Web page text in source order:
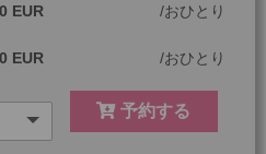
EUR おひとり
EUR おひとり
予約する